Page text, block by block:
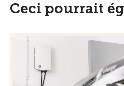
Ceci pourrait